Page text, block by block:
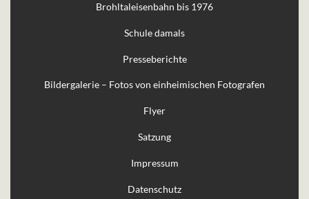
Brohltaleisenbahn bis 1976
Schule damals
Presseberichte
Bildergalerie – Fotos von einheimischen Fotografen
Flyer
Satzung
Impressum
Datenschutz